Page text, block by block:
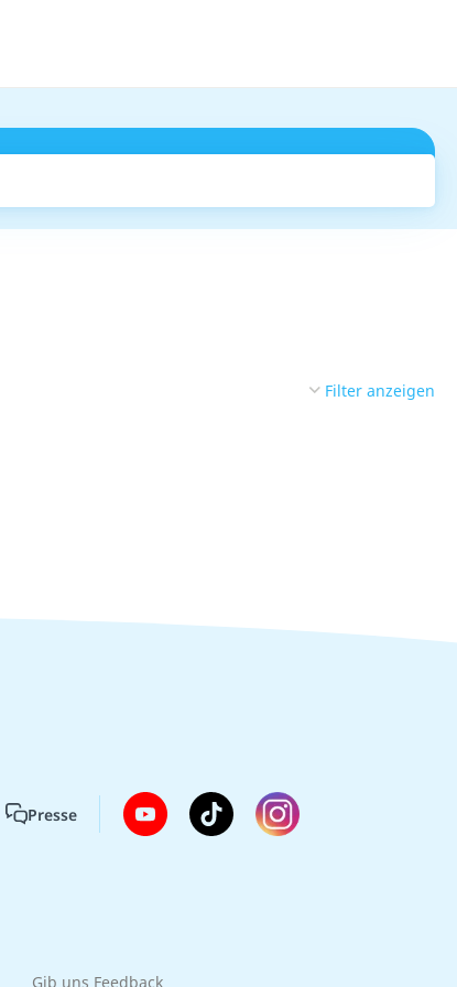
Filter anzeigen
Presse
Gib uns Feedback